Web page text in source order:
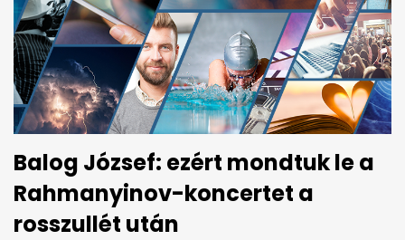
Balog József: ezért mondtuk le a
Rahmanyinov-koncertet a
rosszullét után